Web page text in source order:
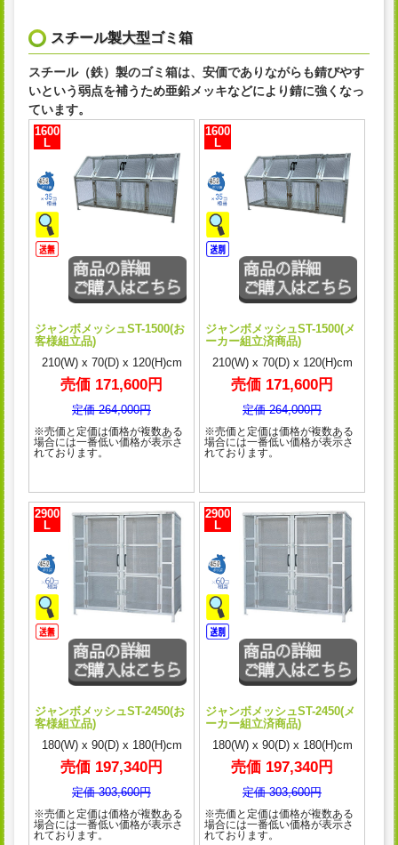
スチール製大型ゴミ箱
スチール（鉄）製のゴミ箱は、安価でありながらも錆びやす
いという弱点を補うため亜鉛メッキなどにより錆に強くなっ
ています。
1600
L
ジャンボメッシュST-1500(お
客様組立品)
210(W) x 70(D) x 120(H)cm
売価 171,600円
定価 264,000円
※売価と定価は価格が複数ある
場合には一番低い価格が表示さ
れております。
1600
L
ジャンボメッシュST-1500(メ
ーカー組立済商品)
210(W) x 70(D) x 120(H)cm
売価 171,600円
定価 264,000円
※売価と定価は価格が複数ある
場合には一番低い価格が表示さ
れております。
2900
L
ジャンボメッシュST-2450(お
客様組立品)
180(W) x 90(D) x 180(H)cm
売価 197,340円
定価 303,600円
※売価と定価は価格が複数ある
場合には一番低い価格が表示さ
れております。
2900
L
ジャンボメッシュST-2450(メ
ーカー組立済商品)
180(W) x 90(D) x 180(H)cm
売価 197,340円
定価 303,600円
※売価と定価は価格が複数ある
場合には一番低い価格が表示さ
れております。